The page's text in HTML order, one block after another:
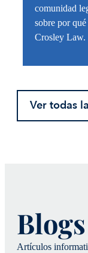
comunidad
sobre por
Crosley Law.
Ver todas
Artículos